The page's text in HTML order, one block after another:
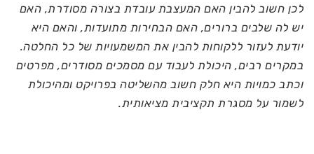
לכן חשוב להבין האם המעצבת עובדת בצורה מסודרת, האם
יש לה שלבים ברורים, האם הבחירות מתועדות, והאם היא
יודעת לעזור ללקוחות להבין את המשמעויות של כל החלטה.
במקרים רבים, היכולת לעבוד עם מסמכים מסודרים, מפרטים
וכתב כמויות היא חלק חשוב מהשליטה בפרויקט ומהיכולת
לשמור על מסגרת תקציבית מציאותית.